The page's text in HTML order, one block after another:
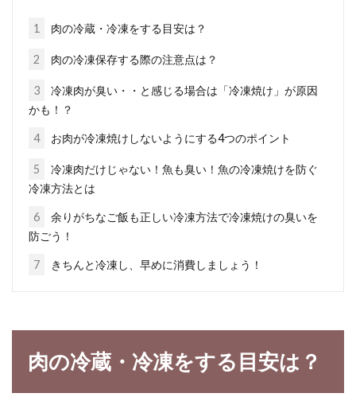
けました...
種類、ソースとの相性は？
日本でも馴染みの深いパスタ。手軽に簡単に調
そん...
昔風から現代風まで！生活に合う味
味噌は、時間が経つと色が変わってしまいま
す。味噌の色が濃くなることを「褐変」といい
ますが...
1 肉の冷蔵・冷凍をする目安は？
2 肉の冷凍保存する際の注意点は？
3
冷凍肉が臭い・・と感じる場合は「冷凍焼け」が原因
かも！？
4 お肉が冷凍焼けしないようにする4つのポイント
5
冷凍肉だけじゃない！魚も臭い！魚の冷凍焼けを防ぐ
冷凍方法とは
6
余りがちなご飯も正しい冷凍方法で冷凍焼けの臭いを
防ごう！
7 きちんと冷凍し、早めに消費しましょう！
肉の冷蔵・冷凍をする目安は？